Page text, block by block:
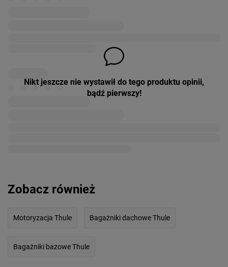
Nikt jeszcze nie wystawił do tego produktu opinii,
bądź pierwszy!
Zobacz również
Motoryzacja Thule Bagażniki dachowe Thule
Bagażniki bazowe Thule